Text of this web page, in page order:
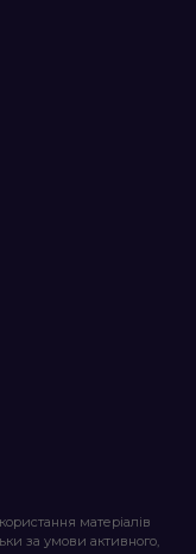
матеріалів
за умови активного,